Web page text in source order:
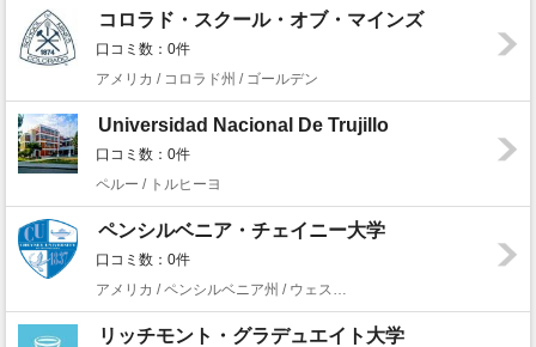
コロラド・スクール・オブ・マインズ
口コミ数：0件
アメリカ / コロラド州 / ゴールデン
Universidad Nacional De Trujillo
口コミ数：0件
ペルー / トルヒーヨ
ペンシルベニア・チェイニー大学
口コミ数：0件
リッチモント・グラデュエイト大学